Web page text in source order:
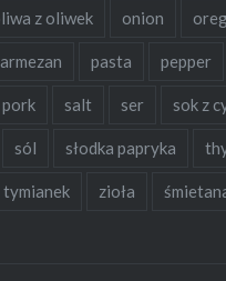
z oliwek onion
pasta pepper
pork salt ser sok z
sól słodka papryka
tymianek zioła